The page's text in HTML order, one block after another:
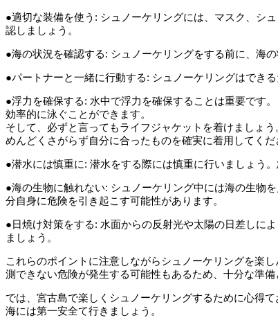
●適切な装備を使う: シュノーケリングには、マスク、シ
認しましょう。
●海の状況を確認する: シュノーケリングをする前に、海
●パートナーと一緒に行動する: シュノーケリングはでき
●浮力を確保する: 水中で浮力を確保することは重要です
効率的に泳ぐことができます。
そして、必ずと言ってもライフジャケットを着けましょ
めんどくさがらず自分に合ったものを確実に着用してくだ
●潜水には慎重に: 潜水をする際には慎重に行いましょう
●海の生物に触れない: シュノーケリング中には海の生物
分自身に危険を引き起こす可能性があります。
●日焼け対策をする: 水面からの反射光や太陽の日差しに
ましょう。
これらのポイントに注意しながらシュノーケリングを楽
測できない危険が発生する可能性もあるため、十分な準備
では、宮古島で楽しくシュノーケリングするために心得
海には第一安全て行きましょう。